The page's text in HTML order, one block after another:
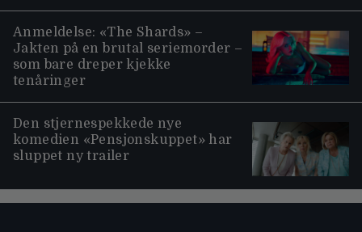
Anmeldelse: «The Shards» –
Jakten på en brutal seriemorder –
som bare dreper kjekke
tenåringer
Den stjernespekkede nye
komedien «Pensjonskuppet» har
sluppet ny trailer